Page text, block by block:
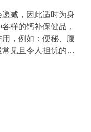
减，因此适时为身
样的钙补保健品，
，例如：便秘、腹
见且令人担忧的情